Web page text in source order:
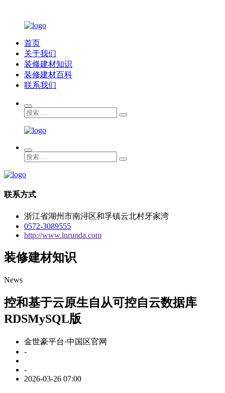
首页
关于我们
装修建材知识
装修建材百科
联系我们
联系方式
浙江省湖州市南浔区和孚镇云北村牙家湾
0572-3089555
http://www.lnrunda.com
装修建材知识
News
控和基于云原生自从可控自云数据库
RDSMySQL版
金世豪平台·中国区官网
-
-
2026-03-26 07:00